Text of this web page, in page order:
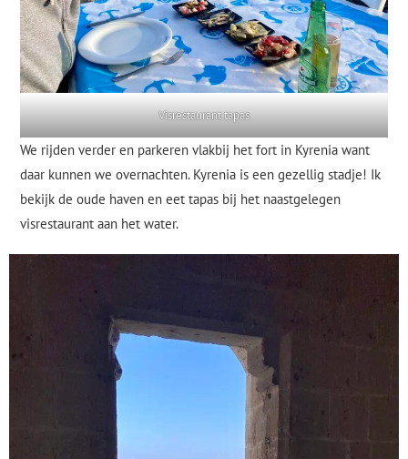
Visrestaurant tapas
We rijden verder en parkeren vlakbij het fort in Kyrenia want
daar kunnen we overnachten. Kyrenia is een gezellig stadje! Ik
bekijk de oude haven en eet tapas bij het naastgelegen
visrestaurant aan het water.